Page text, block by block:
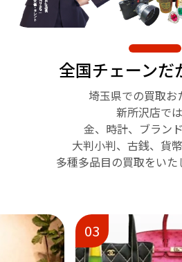
全国チェーンだ
埼玉県での買取お
新所沢店では
金、時計、ブランド
大判小判、古銭、貨幣
多種多品目の買取をいた
01